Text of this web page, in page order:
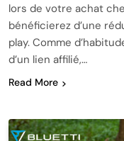
lors de votre achat
bénéficierez d’une
play. Comme
d’un lien affilié,…
Read More